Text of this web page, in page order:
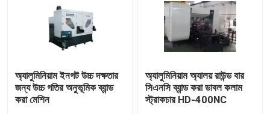
অ্যালুমিনিয়াম ইনগট উচ্চ দক্ষতার
জন্য উচ্চ গতির অনুভূমিক ব্যান্ড
করা মেশিন
অ্যালুমিনিয়াম অ্যালয় রাউন্ড বার
সিএনসি ব্যান্ড করা ডাবল কলাম
স্ট্রাকচার HD-400NC